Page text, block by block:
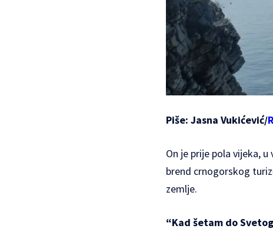
Piše: Jasna Vukićević/
On je prije pola vijeka,
brend crnogorskog
zemlje.
“Kad šetam do